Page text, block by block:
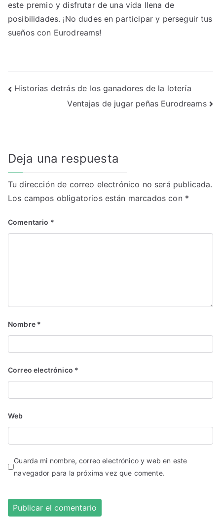
este premio y disfrutar de una vida llena de
posibilidades. ¡No dudes en participar y perseguir tus
sueños con Eurodreams!
Navegación
Historias detrás de los ganadores de la lotería
Ventajas de jugar peñas Eurodreams
Deja una respuesta
Tu dirección de correo electrónico no será publicada.
Los campos obligatorios están marcados con *
Comentario *
Nombre *
Correo electrónico *
Web
Guarda mi nombre, correo electrónico y web en este
navegador para la próxima vez que comente.